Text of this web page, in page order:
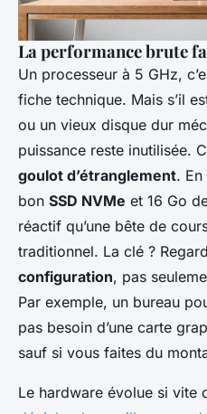
La performance brute
Un processeur à 5 GHz,
fiche technique. Mais s’il
ou un vieux disque dur
puissance reste inutilisée.
goulot d’étranglement.
bon SSD NVMe et 16 Go
réactif qu’une bête de
traditionnel. La clé ?
configuration, pas
Par exemple, un bureau
pas besoin d’une carte
sauf si vous faites du
Le hardware évolue si vite